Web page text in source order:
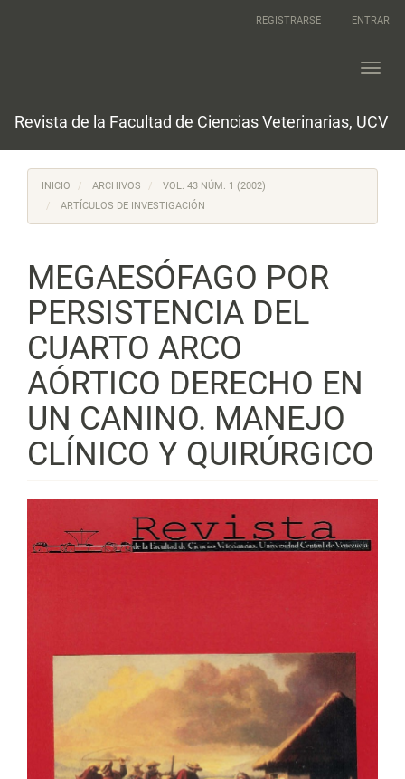
REGISTRARSE ENTRAR
Revista de la Facultad de Ciencias Veterinarias, UCV
INICIO ARCHIVOS
VOL. 43 NÚM. 1 (2002)
ARTÍCULOS DE INVESTIGACIÓN
MEGAESÓFAGO POR
PERSISTENCIA DEL
CUARTO ARCO
AÓRTICO DERECHO EN
UN CANINO. MANEJO
CLÍNICO Y QUIRÚRGICO
lateral